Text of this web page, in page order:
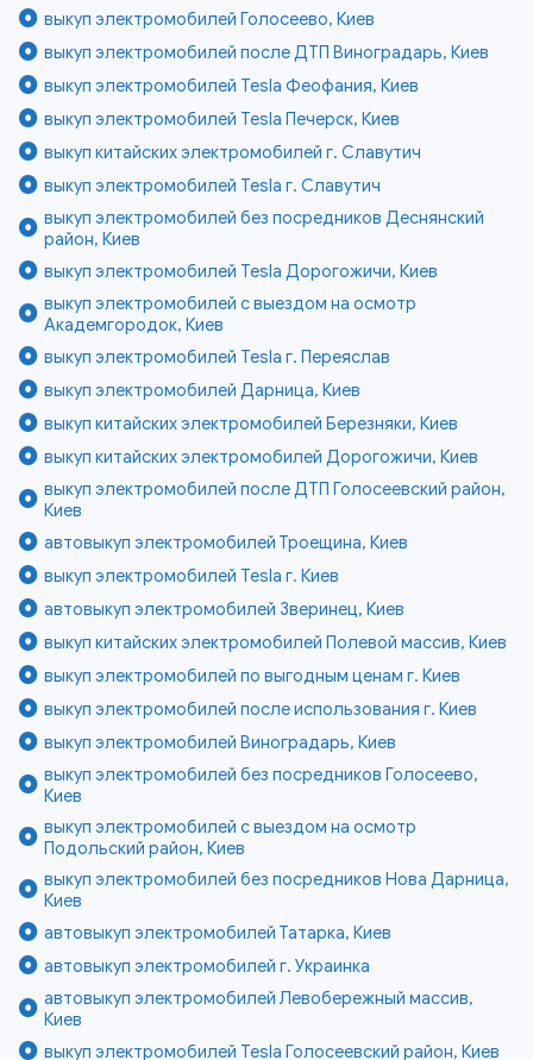
выкуп электромобилей Голосеево, Киев
выкуп электромобилей после ДТП Виноградарь, Киев
выкуп электромобилей Tesla Феофания, Киев
выкуп электромобилей Tesla Печерск, Киев
выкуп китайских электромобилей г. Славутич
выкуп электромобилей Tesla г. Славутич
выкуп электромобилей без посредников Деснянский
район, Киев
выкуп электромобилей Tesla Дорогожичи, Киев
выкуп электромобилей с выездом на осмотр
Академгородок, Киев
выкуп электромобилей Tesla г. Переяслав
выкуп электромобилей Дарница, Киев
выкуп китайских электромобилей Березняки, Киев
выкуп китайских электромобилей Дорогожичи, Киев
выкуп электромобилей после ДТП Голосеевский район,
Киев
автовыкуп электромобилей Троещина, Киев
выкуп электромобилей Tesla г. Киев
автовыкуп электромобилей Зверинец, Киев
выкуп китайских электромобилей Полевой массив, Киев
выкуп электромобилей по выгодным ценам г. Киев
выкуп электромобилей после использования г. Киев
выкуп электромобилей Виноградарь, Киев
выкуп электромобилей без посредников Голосеево,
Киев
выкуп электромобилей с выездом на осмотр
Подольский район, Киев
выкуп электромобилей без посредников Нова Дарница,
Киев
автовыкуп электромобилей Татарка, Киев
автовыкуп электромобилей г. Украинка
автовыкуп электромобилей Левобережный массив,
Киев
выкуп электромобилей Tesla Голосеевский район, Киев